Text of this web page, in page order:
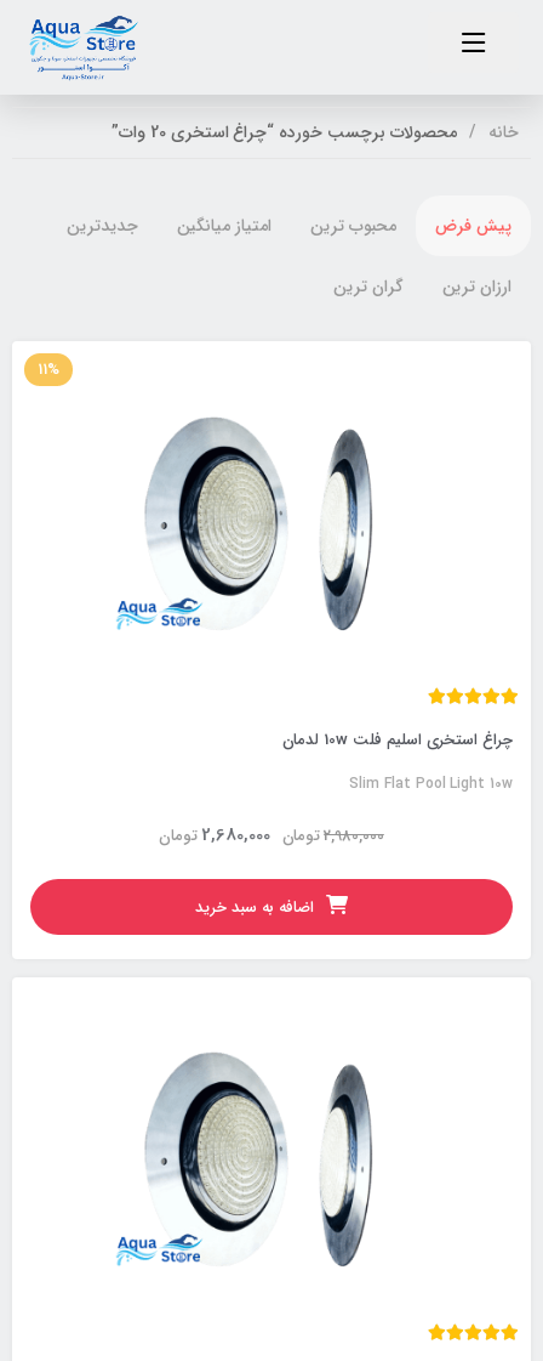
خانه محصولات برچسب خورده “چراغ استخری 20 وات”
پیش فرض محبوب ترین امتیاز میانگین جدیدترین
ارزان ترین گران ترین
11%
چراغ استخری اسلیم فلت 10w لدمان
Slim Flat Pool Light 10w
تومان2,980,000 تومان2,680,000
اضافه به سبد خرید